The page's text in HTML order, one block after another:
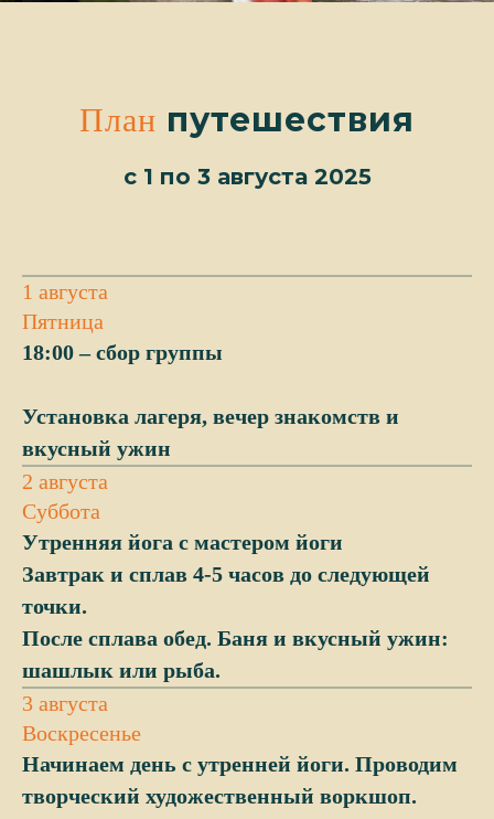
План путешествия
с 1 по 3 августа 2025
1 августа
Пятница
18:00 – сбор группы
Установка лагеря, вечер знакомств и
вкусный ужин
2 августа
Суббота
Утренняя йога с мастером йоги
Завтрак и сплав 4-5 часов до следующей
точки.
После сплава обед. Баня и вкусный ужин:
шашлык или рыба.
3 августа
Воскресенье
Начинаем день с утренней йоги. Проводим
творческий художественный воркшоп.